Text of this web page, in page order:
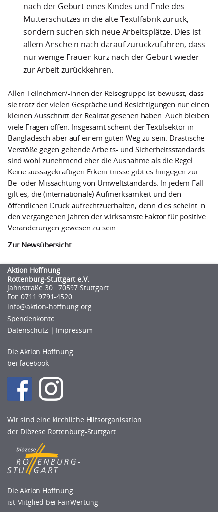
nach der Geburt eines Kindes und Ende des
Mutterschutzes in die alte Textilfabrik zurück,
sondern suchen sich neue Arbeitsplätze. Dies ist
allem Anschein nach darauf zurückzuführen, dass
nur wenige Frauen kurz nach der Geburt wieder
zur Arbeit zurückkehren.
Allen Teilnehmer/-innen der Reisegruppe ist bewusst, dass
sie trotz der vielen Gespräche und Besichtigungen nur einen
kleinen Ausschnitt der Realität gesehen haben. Auch bleiben
viele Fragen offen. Insgesamt scheint der Textilsektor in
Bangladesch aber auf einem guten Weg zu sein. Drastische
Verstöße gegen geltende Arbeits- und Sicherheitsstandards
sind wohl zunehmend eher die Ausnahme als die Regel.
Keine aussagekräftigen Erkenntnisse gibt es hingegen zur
Be- oder Missachtung von Umweltstandards. In jedem Fall
gilt es, die (internationale) Aufmerksamkeit und den
öffentlichen Druck aufrechtzuerhalten, denn dies scheint in
den vergangenen Jahren der wirksamste Faktor für positive
Veränderungen gewesen zu sein.
Zur Newsübersicht
Aktion Hoffnung
Rottenburg-Stuttgart e.V.
Jahnstraße 30 · 70597 Stuttgart
Fon 0711 9791-4520
info@aktion-hoﬀnung.org
Spendenkonto
Datenschutz | Impressum
Die Aktion Hoffnung
bei facebook
Wir sind eine kirchliche Hilfsorganisation
der Diözese Rottenburg-Stuttgart
Die Aktion Hoffnung
ist Mitglied bei FairWertung